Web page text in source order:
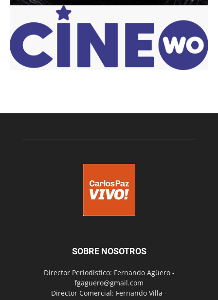
SOBRE NOSOTROS
Director Periodístico: Fernando Agüero -
fgaguero@gmail.com
Director Comercial: Fernando Villa -